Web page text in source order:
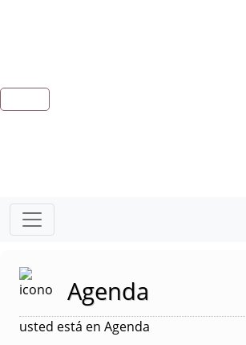
Agenda
usted está en Agenda